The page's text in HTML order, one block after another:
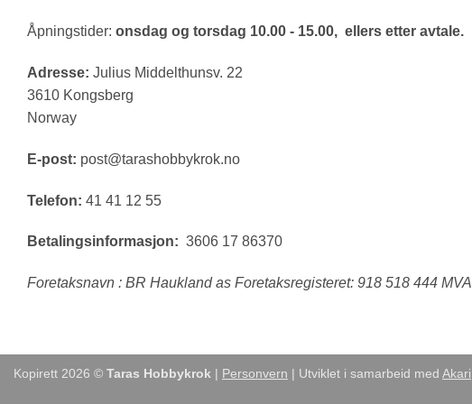
Åpningstider: onsdag og torsdag 10.00 - 15.00, ellers etter avtale.
Adresse: Julius Middelthunsv. 22
3610 Kongsberg
Norway
E-post: post@tarashobbykrok.no
Telefon: 41 41 12 55
Betalingsinformasjon: 3606 17 86370
Foretaksnavn : BR Haukland as Foretaksregisteret: 918 518 444 MVA
Kopirett 2026 © Taras Hobbykrok | Personvern | Utviklet i samarbeid med Akari